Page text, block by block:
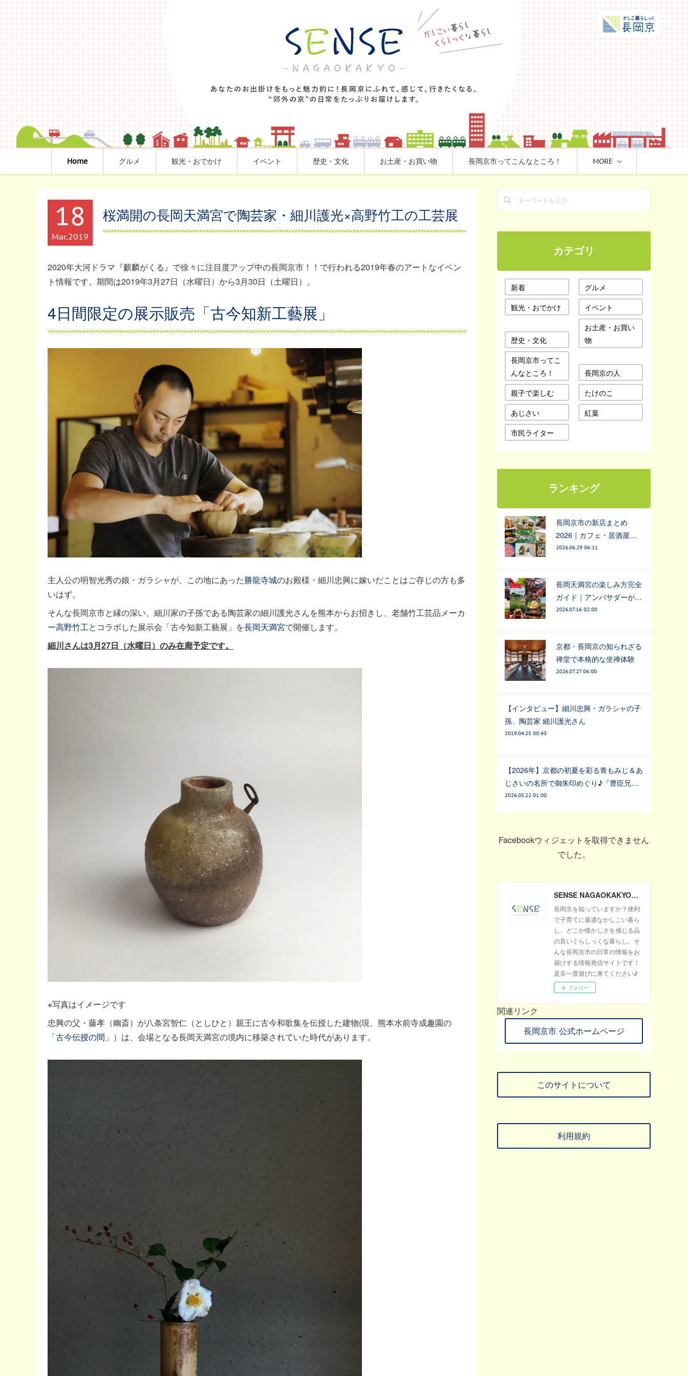
Home グルメ 観光・おでかけ イベント 歴史・文化 お土産・お買い物 長岡京市ってこんなところ！ MORE
18
Mar 2019
桜満開の長岡天満宮で陶芸家・細川護光×高野竹工の工芸展
2020年大河ドラマ『麒麟がくる』で徐々に注目度アップ中の長岡京市！！で行われる2019年春のアートなイベン
ト情報です。期間は2019年3月27日（水曜日）から3月30日（土曜日）。
4日間限定の展示販売「古今知新工藝展」
主人公の明智光秀の娘・ガラシャが、この地にあった勝龍寺城のお殿様・細川忠興に嫁いだことはご存じの方も多
いはず。
そんな長岡京市と縁の深い、細川家の子孫である陶芸家の細川護光さんを熊本からお招きし、老舗竹工芸品メーカ
ー高野竹工とコラボした展示会「古今知新工藝展」を長岡天満宮で開催します。
細川さんは3月27日（水曜日）のみ在廊予定です。
※写真はイメージです
忠興の父・藤孝（幽斎）が八条宮智仁（としひと）親王に古今和歌集を伝授した建物(現、熊本水前寺成趣園の
「古今伝授の間 」）は、会場となる長岡天満宮の境内に移築されていた時代があります。
カテゴリ
新着
グルメ
観光・おでかけ
イベント
歴史・文化
お土産・お買い
物
長岡京市ってこ
んなところ！
長岡京の人
親子で楽しむ
たけのこ
あじさい
紅葉
市民ライター
ランキング
長岡京市の新店まとめ
2026｜カフェ・居酒屋…
2026.06.29 06:11
長岡天満宮の楽しみ方完全
ガイド｜アンバサダーが…
2026.07.16 02:00
京都・長岡京の知られざる
禅堂で本格的な坐禅体験
2026.07.27 06:00
【インタビュー】細川忠興・ガラシャの子
孫、陶芸家 細川護光さん
2019.04.25 00:43
【2026年】京都の初夏を彩る青もみじ＆あ
じさいの名所で御朱印めぐり♪『豊臣兄…
2026.05.22 01:00
Facebookウィジェットを取得できません
でした。
SENSE NAGAOKAKYO ～長岡京市のサブサイト～
長岡京を知っていますか？便利
で子育てに最適なかしこい暮ら
し。どこか懐かしさを感じる品
の良いくらしっくな暮らし。そ
んな長岡京市の日常の情報をお
届けする情報発信サイトです！
是非一度遊びに来てください♪
フォロー
関連リンク
長岡京市 公式ホームページ
このサイトについて
利用規約